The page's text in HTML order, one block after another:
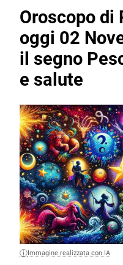
Oroscopo di
oggi 02
il segno
e salute
Immagine realizzata con IA